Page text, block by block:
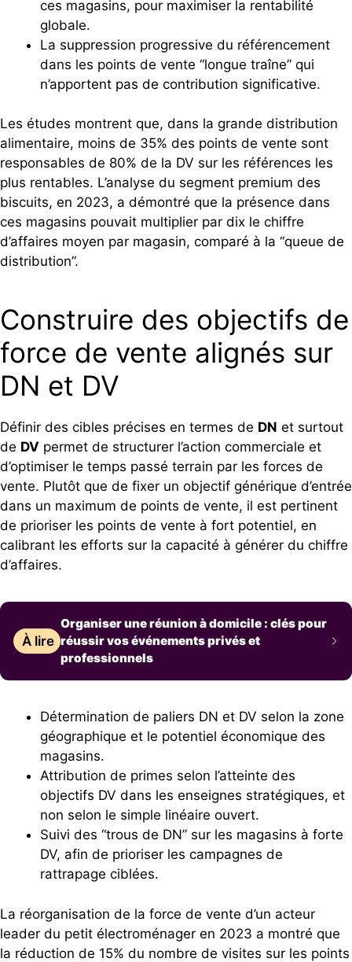
ces magasins, pour maximiser la rentabilité
globale.
La suppression progressive du référencement
dans les points de vente “longue traîne” qui
n’apportent pas de contribution significative.
Les études montrent que, dans la grande distribution
alimentaire, moins de 35% des points de vente sont
responsables de 80% de la DV sur les références les
plus rentables. L’analyse du segment premium des
biscuits, en 2023, a démontré que la présence dans
ces magasins pouvait multiplier par dix le chiffre
d’affaires moyen par magasin, comparé à la “queue de
distribution”.
Construire des objectifs de
force de vente alignés sur
DN et DV
Définir des cibles précises en termes de DN et surtout
de DV permet de structurer l’action commerciale et
d’optimiser le temps passé terrain par les forces de
vente. Plutôt que de fixer un objectif générique d’entrée
dans un maximum de points de vente, il est pertinent
de prioriser les points de vente à fort potentiel, en
calibrant les efforts sur la capacité à générer du chiffre
d’affaires.
À lire
Organiser une réunion à domicile : clés pour
réussir vos événements privés et
professionnels
Détermination de paliers DN et DV selon la zone
géographique et le potentiel économique des
magasins.
Attribution de primes selon l’atteinte des
objectifs DV dans les enseignes stratégiques, et
non selon le simple linéaire ouvert.
Suivi des “trous de DN” sur les magasins à forte
DV, afin de prioriser les campagnes de
rattrapage ciblées.
La réorganisation de la force de vente d’un acteur
leader du petit électroménager en 2023 a montré que
la réduction de 15% du nombre de visites sur les points